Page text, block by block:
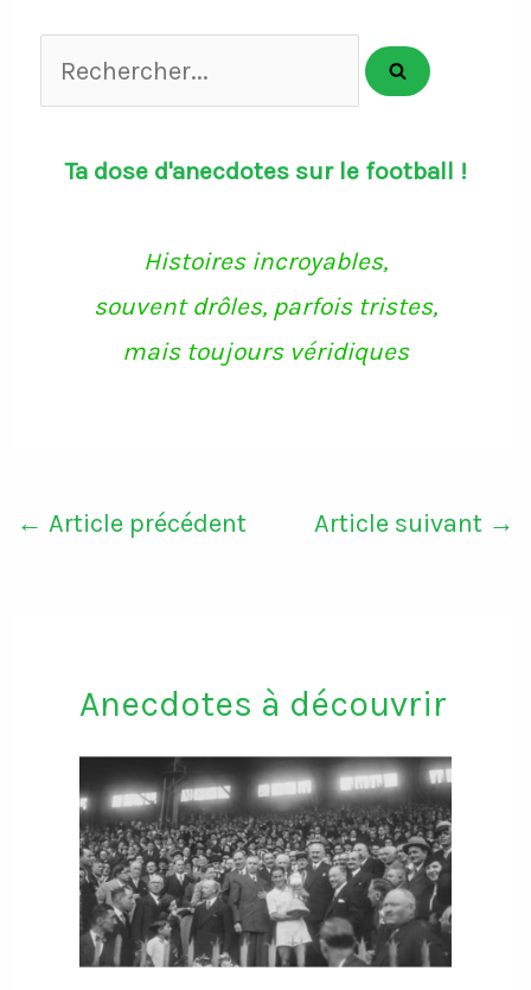
Rechercher...
Ta dose d'anecdotes sur le football !
Histoires incroyables,
souvent drôles, parfois tristes,
mais toujours véridiques
← Article précédent Article suivant →
Anecdotes à découvrir